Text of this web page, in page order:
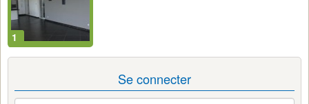
1
Se connecter